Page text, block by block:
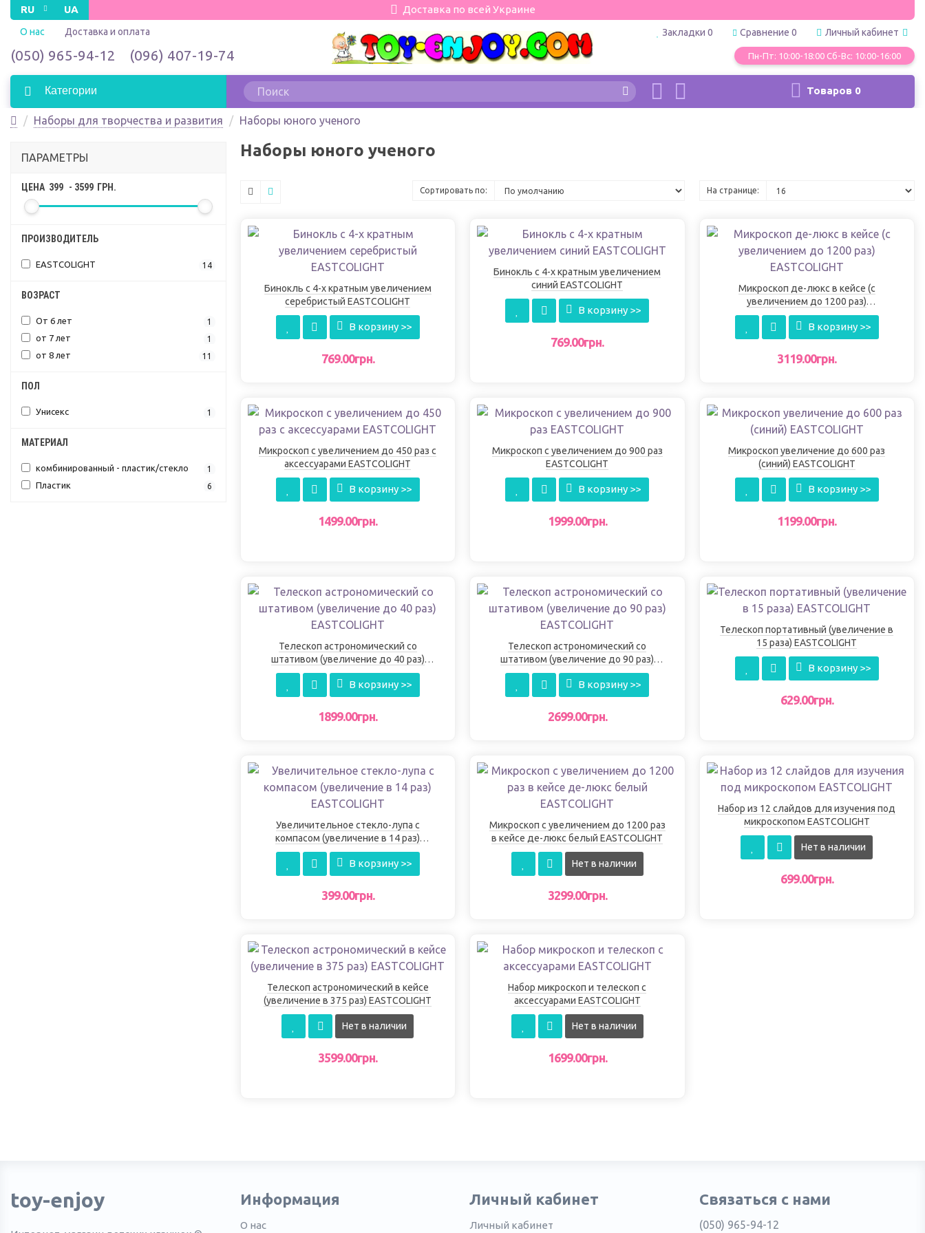
Доставка по всей Украине
RU UA
О нас Доставка и оплата
(050) 965-94-12 (096) 407-19-74
Закладки 0 Сравнение 0 Личный кабинет
Пн-Пт: 10:00-18:00 Сб-Вс: 10:00-16:00
Категории Товаров 0
Наборы для творчества и развития Наборы юного ученого
ПАРАМЕТРЫ
ЦЕНА 399 - 3599 ГРН.
ПРОИЗВОДИТЕЛЬ
EASTCOLIGHT 14
ВОЗРАСТ
От 6 лет 1
от 7 лет 1
от 8 лет 11
ПОЛ
Унисекс 1
МАТЕРИАЛ
комбинированный - пластик/стекло 1
Пластик 6
Наборы юного ученого
Сортировать по: На странице:
Бинокль с 4-х кратным увеличением
серебристый EASTCOLIGHT
В корзину >>
769.00грн.
Бинокль с 4-х кратным увеличением
синий EASTCOLIGHT
В корзину >>
769.00грн.
Микроскоп де-люкс в кейсе (с
увеличением до 1200 раз)
EASTCOLIGHT
В корзину >>
3119.00грн.
Микроскоп с увеличением до 450 раз с
аксессуарами EASTCOLIGHT
В корзину >>
1499.00грн.
Микроскоп с увеличением до 900 раз
EASTCOLIGHT
В корзину >>
1999.00грн.
Микроскоп увеличение до 600 раз
(синий) EASTCOLIGHT
В корзину >>
1199.00грн.
Телескоп астрономический со
штативом (увеличение до 40 раз)
EASTCOLIGHT
В корзину >>
1899.00грн.
Телескоп астрономический со
штативом (увеличение до 90 раз)
EASTCOLIGHT
В корзину >>
2699.00грн.
Телескоп портативный (увеличение в
15 раза) EASTCOLIGHT
В корзину >>
629.00грн.
Увеличительное стекло-лупа с
компасом (увеличение в 14 раз)
EASTCOLIGHT
В корзину >>
399.00грн.
Микроскоп с увеличением до 1200 раз
в кейсе де-люкс белый EASTCOLIGHT
Нет в наличии
3299.00грн.
Набор из 12 слайдов для изучения под
микроскопом EASTCOLIGHT
Нет в наличии
699.00грн.
Телескоп астрономический в кейсе
(увеличение в 375 раз) EASTCOLIGHT
Нет в наличии
3599.00грн.
Набор микроскоп и телескоп с
аксессуарами EASTCOLIGHT
Нет в наличии
1699.00грн.
toy-enjoy Информация
О нас
Личный кабинет
Личный кабинет
Связаться с нами
(050) 965-94-12